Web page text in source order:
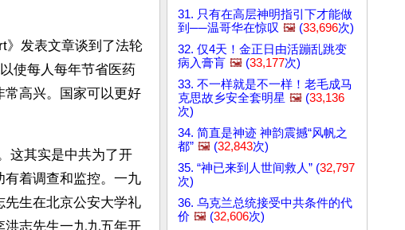
》发表文章谈到了法轮
使每人每年节省医药
常高兴。国家可以更好
这其实是中共为了开
有着调查和监控。一九
先生在北京公安大学礼
志先生一九九五年开
31. 只有在高层神明指引下才能做
到──温哥华在惊叹 🖼️ (33,696次)
32. 仅4天！金正日由活蹦乱跳变
病入膏肓 🖼️ (33,177次)
33. 不一样就是不一样！老毛成马
克思故乡安全套明星 🖼️ (33,136
次)
34. 简直是神迹 神韵震撼“风帆之
都” 🖼️ (32,843次)
35. “神已来到人世间救人” (32,797
次)
36. 乌克兰总统接受中共条件的代
价 🖼️ (32,606次)